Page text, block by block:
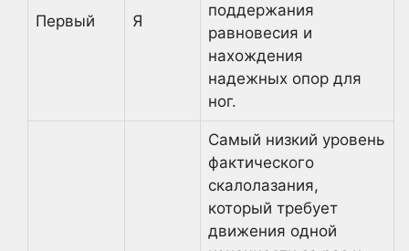
Первый Я
поддержания
равновесия и
нахождения
надежных опор для
ног.
Самый низкий уровень
фактического
скалолазания,
который требует
движения одной